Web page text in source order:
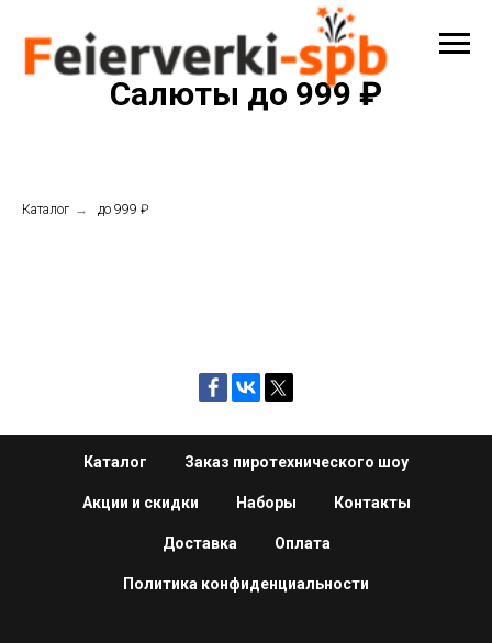
Салюты до 999 ₽
Каталог → до 999 ₽
Каталог Заказ пиротехнического шоу
Акции и скидки Наборы Контакты
Доставка Оплата
Политика конфиденциальности